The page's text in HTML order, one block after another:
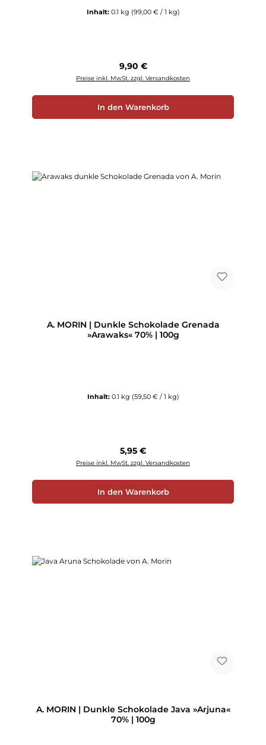
Inhalt: 0.1 kg (99,00 € / 1 kg)
Regulärer Preis:
9,90 €
Preise inkl. MwSt. zzgl. Versandkosten
In den Warenkorb
A. MORIN | Dunkle Schokolade Grenada
»Arawaks« 70% | 100g
Inhalt: 0.1 kg (59,50 € / 1 kg)
Regulärer Preis:
5,95 €
Preise inkl. MwSt. zzgl. Versandkosten
In den Warenkorb
A. MORIN | Dunkle Schokolade Java »Arjuna«
70% | 100g